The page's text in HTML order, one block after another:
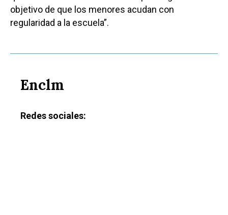
objetivo de que los menores acudan con
regularidad a la escuela”.
Enclm
Redes sociales: